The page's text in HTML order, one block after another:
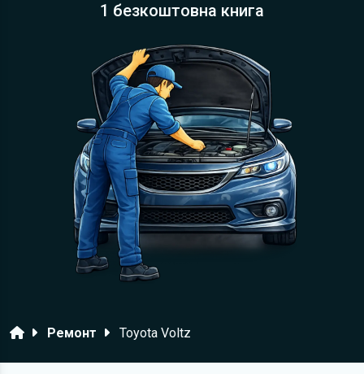
1 безкоштовна книга
ГоловнаРемонт Toyota Voltz